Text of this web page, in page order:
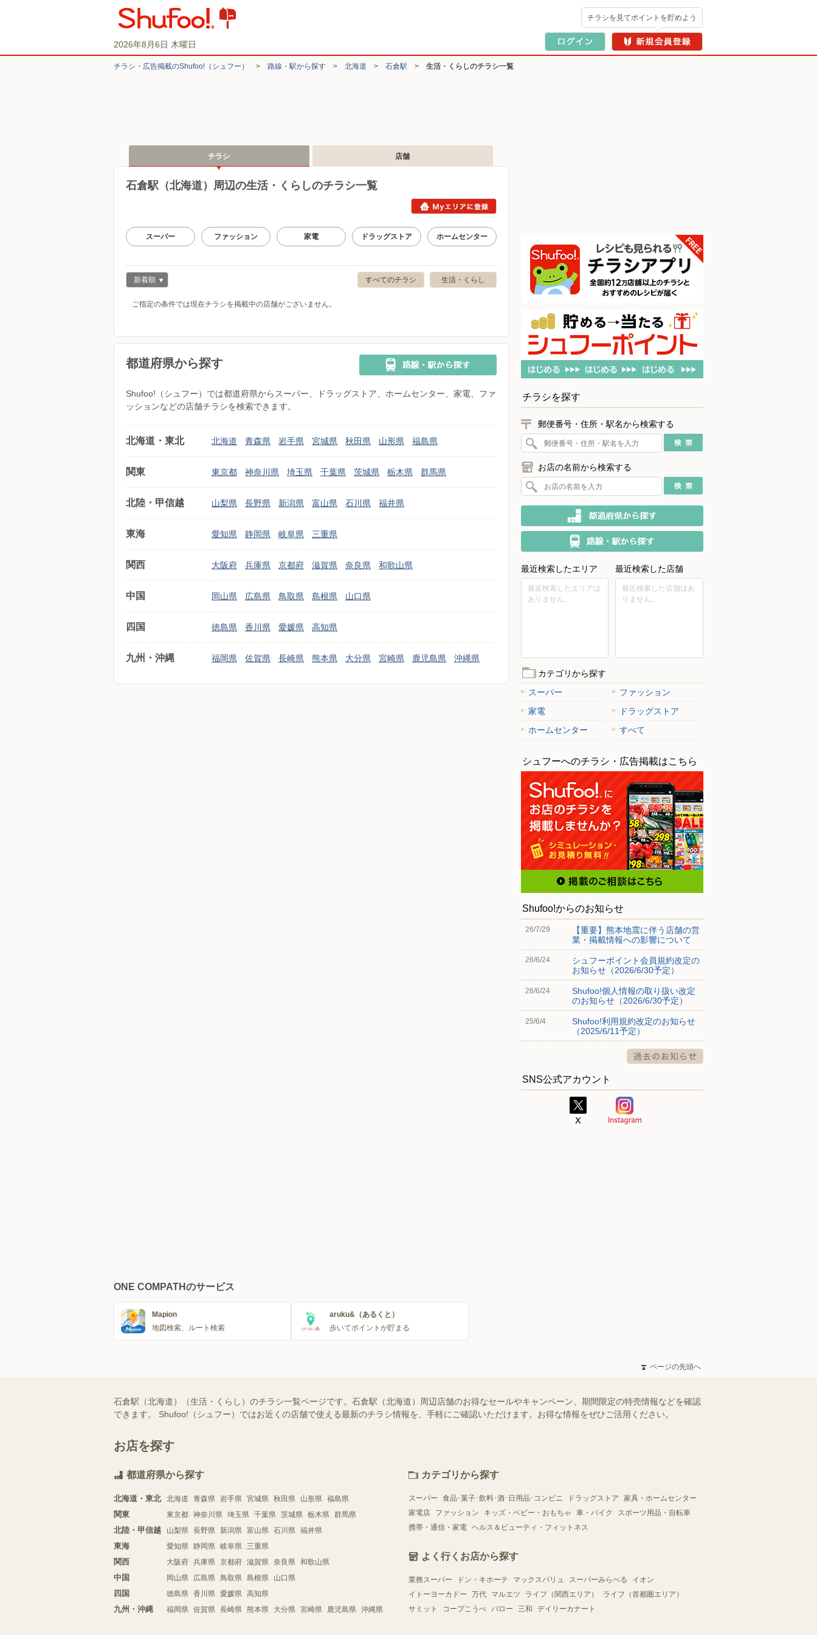
2026年8月6日 木曜日
チラシを見てポイントを貯めよう
チラシ・​広告掲載の​Shufoo!​（シュフー） > 路線・駅から探す > 北海道 > 石倉駅 > 生活・くらしのチラシ一覧
チラシ 店舗
石倉駅（北海道）周辺の生活・くらしのチラシ一覧
スーパー ファッション 家電 ドラッグストア ホームセンター
生活・くらし
すべてのチラシ
新着順
ご指定の条件では現在チラシを掲載中の店舗がございません。
都道府県から探す
Shufoo!（シュフー）では都道府県からスーパー、ドラッグストア、ホームセンター、家電、ファ
ッションなどの店舗チラシを検索できます。
北海道・東北 北海道 青森県 岩手県 宮城県 秋田県 山形県 福島県
関東 東京都 神奈川県 埼玉県 千葉県 茨城県 栃木県 群馬県
北陸・甲信越 山梨県 長野県 新潟県 富山県 石川県 福井県
東海 愛知県 静岡県 岐阜県 三重県
関西 大阪府 兵庫県 京都府 滋賀県 奈良県 和歌山県
中国 岡山県 広島県 鳥取県 島根県 山口県
四国 徳島県 香川県 愛媛県 高知県
九州・沖縄 福岡県 佐賀県 長崎県 熊本県 大分県 宮崎県 鹿児島県 沖縄県
チラシを探す
郵便番号・住所・駅名から検索する
お店の名前から検索する
最近検索したエリア
最近検索したエリアは
ありません。
最近検索した店舗
最近検索した店舗はあ
りません。
カテゴリから探す
スーパー
ファッション
家電
ドラッグストア
ホームセンター
すべて
シュフーへのチラシ・広告掲載はこちら
Shufoo!からのお知らせ
26/7/29
【重要】熊本地震に伴う店舗の営
業・掲載情報への影響について
26/6/24
シュフーポイント会員規約改定の
お知らせ（2026/6/30予定）
26/6/24
Shufoo!個人情報の取り扱い改定
のお知らせ（2026/6/30予定）
25/6/4
Shufoo!利用規約改定のお知らせ
（2025/6/11予定）
SNS公式アカウント
ONE COMPATHのサービス
Mapion
地図検索、ルート検索
aruku&（あるくと）
歩いてポイントが貯まる
ページの先頭へ
石倉駅（北海道）（生活・くらし）のチラシ一覧ページです。石倉駅（北海道）周辺店舗のお得なセールやキャンペーン、期間限定の特売情報などを確認
できます。 Shufoo!（シュフー）ではお近くの店舗で使える最新のチラシ情報を、手軽にご確認いただけます。お得な情報をぜひご活用ください。
お店を探す
都道府県から探す
北海道・東北 北海道 青森県 岩手県 宮城県 秋田県 山形県 福島県
関東 東京都 神奈川県 埼玉県 千葉県 茨城県 栃木県 群馬県
北陸・甲信越 山梨県 長野県 新潟県 富山県 石川県 福井県
東海 愛知県 静岡県 岐阜県 三重県
関西 大阪府 兵庫県 京都府 滋賀県 奈良県 和歌山県
中国 岡山県 広島県 鳥取県 島根県 山口県
四国 徳島県 香川県 愛媛県 高知県
九州・沖縄 福岡県 佐賀県 長崎県 熊本県 大分県 宮崎県 鹿児島県 沖縄県
カテゴリから探す
スーパー 食品･菓子･飲料･酒･日用品･コンビニ ドラッグストア
家具・ホームセンター
家電店
ファッション キッズ・ベビー・おもちゃ 車・バイク
スポーツ用品・自転車
携帯・通信・家電 ヘルス＆ビューティ・フィットネス
よく行くお店から探す
業務スーパー ドン・キホーテ マックスバリュ スーパーみらべる
イオン
イトーヨーカドー
万代 マルエツ ライフ（関西エリア）
ライフ（首都圏エリア）
サミット
コープこうべ バロー 三和 デイリーカナート